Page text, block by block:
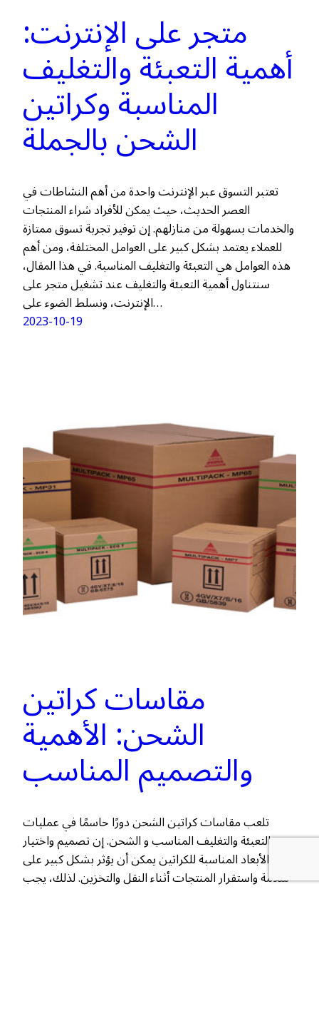
متجر على الإنترنت:
أهمية التعبئة والتغليف
المناسبة وكراتين
الشحن بالجملة
تعتبر التسوق عبر الإنترنت واحدة من أهم النشاطات في
العصر الحديث، حيث يمكن للأفراد شراء المنتجات
والخدمات بسهولة من منازلهم. إن توفير تجربة تسوق ممتازة
للعملاء يعتمد بشكل كبير على العوامل المختلفة، ومن أهم
هذه العوامل هي التعبئة والتغليف المناسبة. في هذا المقال،
سنتناول أهمية التعبئة والتغليف عند تشغيل متجر على
الإنترنت، ونسلط الضوء على…
2023-10-19
مقاسات كراتين
الشحن: الأهمية
والتصميم المناسب
تلعب مقاسات كراتين الشحن دورًا حاسمًا في عمليات
التعبئة والتغليف المناسب و الشحن. إن تصميم واختيار
الأبعاد المناسبة للكراتين يمكن أن يؤثر بشكل كبير على
سلامة واستقرار المنتجات أثناء النقل والتخزين. لذلك، يجب